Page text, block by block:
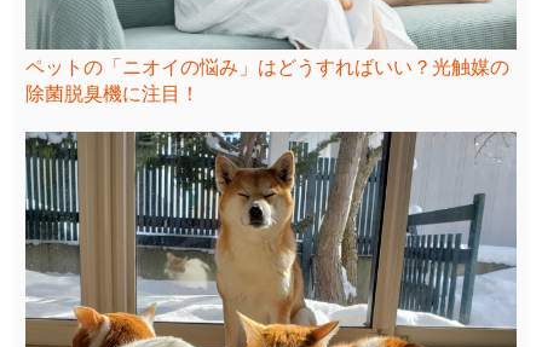
ペットの「ニオイの悩み」はどうすればいい？光触媒の
除菌脱臭機に注目！